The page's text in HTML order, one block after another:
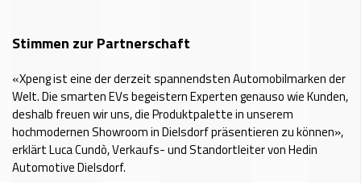
Stimmen zur Partnerschaft
«Xpeng ist eine der derzeit spannendsten Automobilmarken der
Welt. Die smarten EVs begeistern Experten genauso wie Kunden,
deshalb freuen wir uns, die Produktpalette in unserem
hochmodernen Showroom in Dielsdorf präsentieren zu können»,
erklärt Luca Cundò, Verkaufs- und Standortleiter von Hedin
Automotive Dielsdorf.